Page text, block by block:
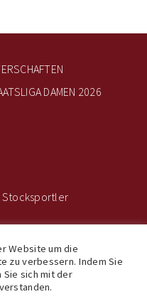
DAMEN 2026
Stocksportler
Website um die
zu verbessern. Indem Sie
sich mit der